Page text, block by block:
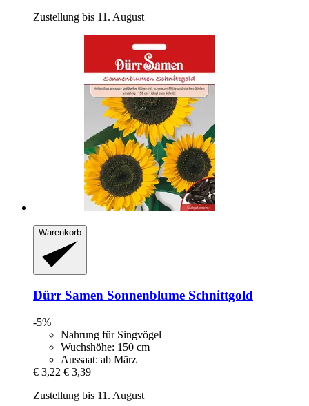
Zustellung bis 11. August
Warenkorb
Dürr Samen Sonnenblume Schnittgold
-5%
Nahrung für Singvögel
Wuchshöhe: 150 cm
Aussaat: ab März
€ 3,22 € 3,39
Zustellung bis 11. August